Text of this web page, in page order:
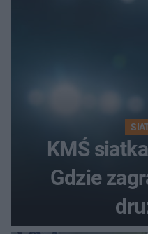
KMŚ
Gdzie